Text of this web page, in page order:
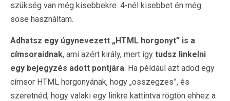
szükség van még kisebbekre. 4-nél kisebbet én még
sose használtam.
Adhatsz egy úgynevezett „HTML horgonyt” is a
címsoraidnak, ami azért király, mert így tudsz linkelni
egy bejegyzés adott pontjára. Ha például azt adod egy
címsor HTML horgonyának, hogy „osszegzes”, és
szeretnéd, hogy valaki egy linkre kattintva rögtön ehhez a